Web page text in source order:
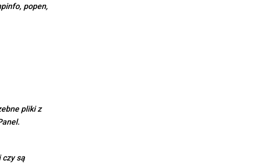
popen,
pliki z
są